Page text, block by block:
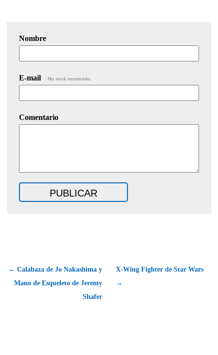
Nombre
E-mail No será mostrado.
Comentario
← Calabaza de Jo Nakashima y
Mano de Esqueleto de Jeremy
Shafer
X-Wing Fighter de Star Wars
→